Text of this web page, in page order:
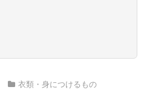
衣類・身につけるもの